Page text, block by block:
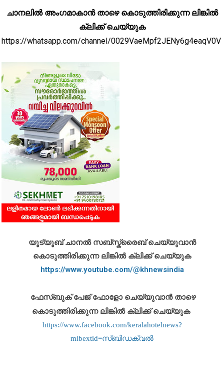
ചാനലിൽ അംഗമാകാൻ താഴെ കൊടുത്തിരിക്കുന്ന ലിങ്കിൽ
ക്ലിക്ക് ചെയ്യുക
https://whatsapp.com/channel/0029VaeMpf2JENy6g4eaqV0V
യൂട്യൂബ് ചാനൽ സബ്സ്ക്രൈബ് ചെയ്യുവാൻ
കൊടുത്തിരിക്കുന്ന ലിങ്കിൽ ക്ലിക്ക് ചെയ്യുക
https://www.youtube.com/@khnewsindia
ഫേസ്ബുക് പേജ് ഫോളോ ചെയ്യുവാൻ താഴെ
കൊടുത്തിരിക്കുന്ന ലിങ്കിൽ ക്ലിക്ക് ചെയ്യുക
https://www.facebook.com/keralahotelnews?
mibextid=സ്‌ബിഡക്വൽ